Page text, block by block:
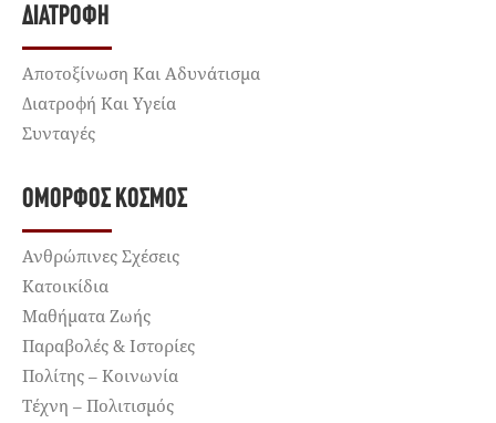
ΔΙΑΤΡΟΦΉ
Αποτοξίνωση Και Αδυνάτισμα
Διατροφή Και Υγεία
Συνταγές
ΌΜΟΡΦΟΣ ΚΌΣΜΟΣ
Ανθρώπινες Σχέσεις
Κατοικίδια
Μαθήματα Ζωής
Παραβολές & Ιστορίες
Πολίτης – Κοινωνία
Τέχνη – Πολιτισμός